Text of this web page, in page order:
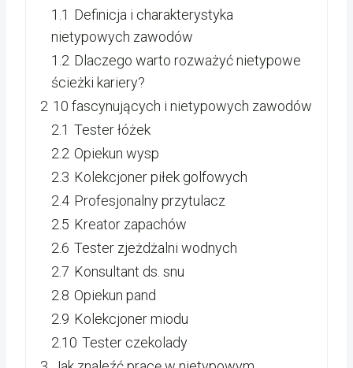
1.1 Definicja i charakterystyka
nietypowych zawodów
1.2 Dlaczego warto rozważyć nietypowe
ścieżki kariery?
2 10 fascynujących i nietypowych zawodów
2.1 Tester łóżek
2.2 Opiekun wysp
2.3 Kolekcjoner piłek golfowych
2.4 Profesjonalny przytulacz
2.5 Kreator zapachów
2.6 Tester zjeżdżalni wodnych
2.7 Konsultant ds. snu
2.8 Opiekun pand
2.9 Kolekcjoner miodu
2.10 Tester czekolady